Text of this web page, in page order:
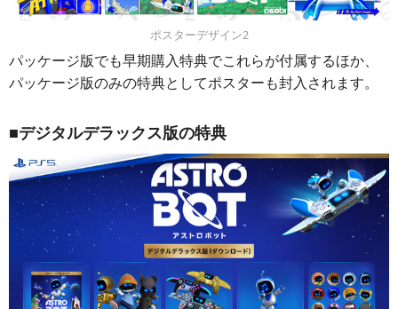
ポスターデザイン2
パッケージ版でも早期購入特典でこれらが付属するほか、
パッケージ版のみの特典としてポスターも封入されます。
■デジタルデラックス版の特典